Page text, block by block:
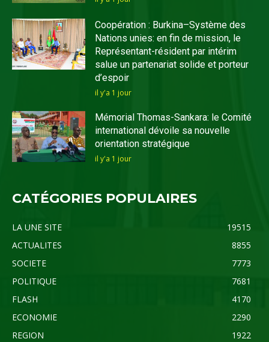
Coopération : Burkina–Système des
Nations unies: en fin de mission, le
Représentant-résident par intérim
salue un partenariat solide et porteur
d’espoir
il y'a 1 jour
Mémorial Thomas-Sankara: le Comité
international dévoile sa nouvelle
orientation stratégique
il y'a 1 jour
CATÉGORIES POPULAIRES
LA UNE SITE
19515
ACTUALITES
8855
SOCIETE
7773
POLITIQUE
7681
FLASH
4170
ECONOMIE
2290
REGION
1922